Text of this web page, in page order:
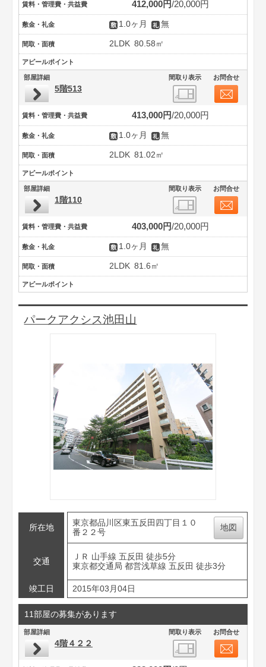
賃料・管理費・共益費 412,000円 20,000円
敷金・礼金 1.0ヶ月 無
間取・面積 2LDK 80.58㎡
アピールポイント
部屋詳細 間取り表示 お問合せ
5階513
賃料・管理費・共益費 413,000円 20,000円
敷金・礼金 1.0ヶ月 無
間取・面積 2LDK 81.02㎡
アピールポイント
部屋詳細 間取り表示 お問合せ
1階110
賃料・管理費・共益費 403,000円 20,000円
敷金・礼金 1.0ヶ月 無
間取・面積 2LDK 81.6㎡
アピールポイント
パークアクシス池田山
所在地
東京都品川区東五反田四丁目１０
番２２号
地図
交通
ＪＲ 山手線 五反田 徒歩5分
東京都交通局 都営浅草線 五反田 徒歩3分
竣工日 2015年03月04日
11部屋の募集があります
部屋詳細 間取り表示 お問合せ
4階４２２